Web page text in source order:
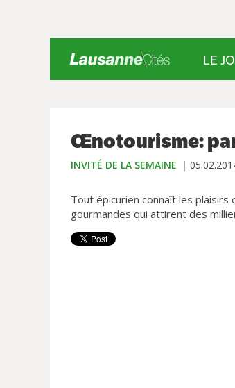
LE
Œnotourisme:
INVITÉ DE LA SEMAINE
Tout épicurien connaît les
gourmandes qui attirent des